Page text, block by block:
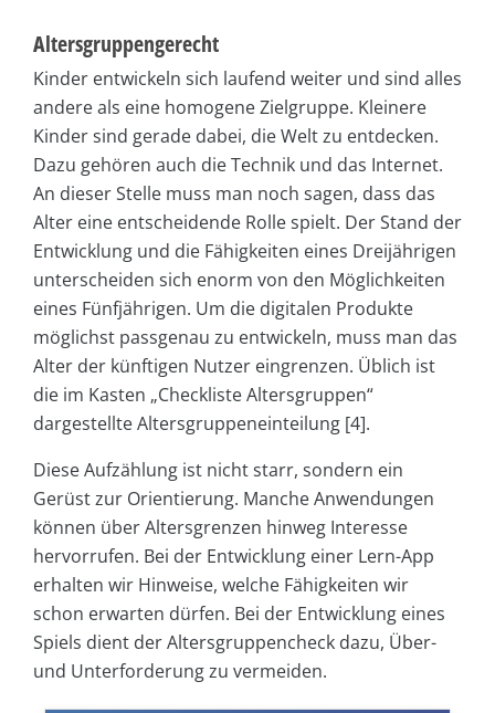
Altersgruppengerecht
Kinder entwickeln sich laufend weiter und sind alles
andere als eine homogene Zielgruppe. Kleinere
Kinder sind gerade dabei, die Welt zu entdecken.
Dazu gehören auch die Technik und das Internet.
An dieser Stelle muss man noch sagen, dass das
Alter eine entscheidende Rolle spielt. Der Stand der
Entwicklung und die Fähigkeiten eines Dreijährigen
unterscheiden sich enorm von den Möglichkeiten
eines Fünfjährigen. Um die digitalen Produkte
möglichst passgenau zu entwickeln, muss man das
Alter der künftigen Nutzer eingrenzen. Üblich ist
die im Kasten „Checkliste Altersgruppen“
dargestellte Altersgruppeneinteilung [4].
Diese Aufzählung ist nicht starr, sondern ein
Gerüst zur Orientierung. Manche Anwendungen
können über Altersgrenzen hinweg Interesse
hervorrufen. Bei der Entwicklung einer Lern-App
erhalten wir Hinweise, welche Fähigkeiten wir
schon erwarten dürfen. Bei der Entwicklung eines
Spiels dient der Altersgruppencheck dazu, Über-
und Unterforderung zu vermeiden.